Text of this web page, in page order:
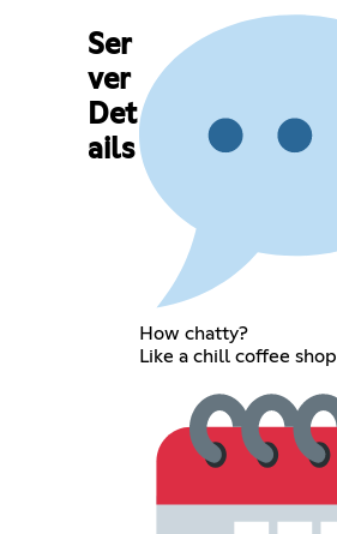
Ser
ver
Det
ails
How chatty?
Like a chill coffee shop